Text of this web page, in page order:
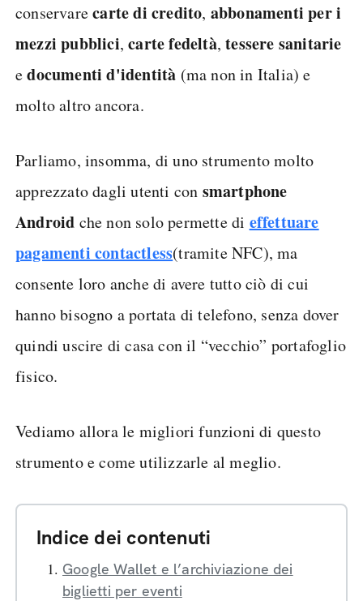
conservarecarte di credito, abbonamenti per i
mezzi pubblici,carte fedeltà,tessere sanitarie
edocumentid'identità (ma non in Italia) e
molto altro ancora.
Parliamo, insomma, di uno strumento molto
apprezzato dagli utenti con smartphone
Android che non solo permette di effettuare
pagamenti contactless(tramite NFC), ma
consente loro anche di avere tutto ciò di cui
hanno bisogno a portata di telefono, senza dover
quindi uscire di casa con il “vecchio” portafoglio
fisico.
Vediamo allora le migliori funzioni di questo
strumento e come utilizzarle al meglio.
Indice dei contenuti
Google Wallet e l’archiviazione dei
biglietti per eventi